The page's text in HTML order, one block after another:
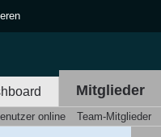
Mitglieder
online Team-Mitglieder